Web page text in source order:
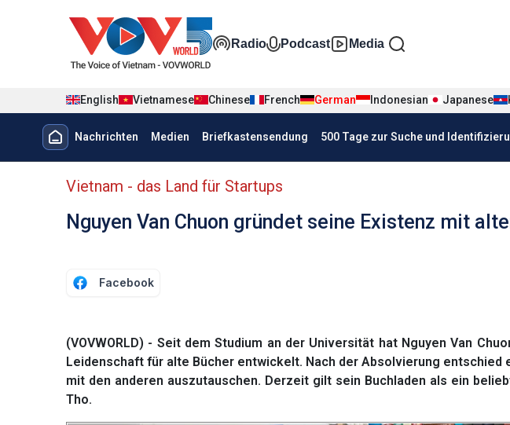
Đa phương tiện tiếng Đức
Radio Podcast Media
English Vietnamese Chinese French German Indonesian Japanese
Menu trang chủ tiếng Đức
Nachrichten Medien Briefkastensendung 500 Tage zur Suche und
menu phụ tiếng Đức
Vietnam - das Land für Startups
Nguyen Van Chuon gründet seine Existenz mit
Facebook
(VOVWORLD) - Seit dem Studium an der Universität hat Nguyen Van
Leidenschaft für alte Bücher entwickelt. Nach der Absolvierung entschied
mit den anderen auszutauschen. Derzeit gilt sein Buchladen als ein
Tho.